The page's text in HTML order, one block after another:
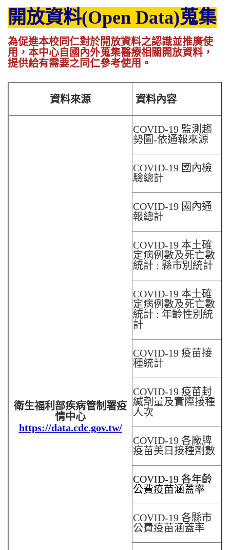
開放資料(Open Data)蒐集
為促進本校同仁對於開放資料之認識並推廣使
用，本中心自國內外蒐集醫療相關開放資料，
提供給有需要之同仁參考使用。
資料來源 資料內容
衛生福利部疾病管制署疫
情中心
https://data.cdc.gov.tw/
COVID-19 監測趨
勢圖-依通報來源
COVID-19 國內檢
驗總計
COVID-19 國內通
報總計
COVID-19 本土確
定病例數及死亡數
統計 : 縣市別統計
COVID-19 本土確
定病例數及死亡數
統計 : 年齡性別統
計
COVID-19 疫苗接
種統計
COVID-19 疫苗封
緘劑量及實際接種
人次
COVID-19 各廠牌
疫苗美日接種劑數
COVID-19 各年齡
公費疫苗涵蓋率
COVID-19 各縣市
公費疫苗涵蓋率